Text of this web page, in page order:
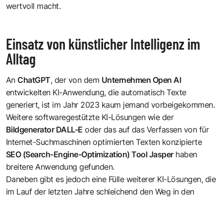
wertvoll macht.
Einsatz von künstlicher Intelligenz im
Alltag
AnChatGPT, der von dem Unternehmen Open AI
entwickelten KI-Anwendung, die automatisch Texte
generiert, ist im Jahr 2023 kaum jemand vorbeigekommen.
Weitere softwaregestützte KI-Lösungen wie der
Bildgenerator DALL-E oder das auf das Verfassen von für
Internet-Suchmaschinen optimierten Texten konzipierte
SEO (Search-Engine-Optimization) Tool Jasper haben
breitere Anwendung gefunden.
Daneben gibt es jedoch eine Fülle weiterer KI-Lösungen, die
im Lauf der letzten Jahre schleichend den Weg in den